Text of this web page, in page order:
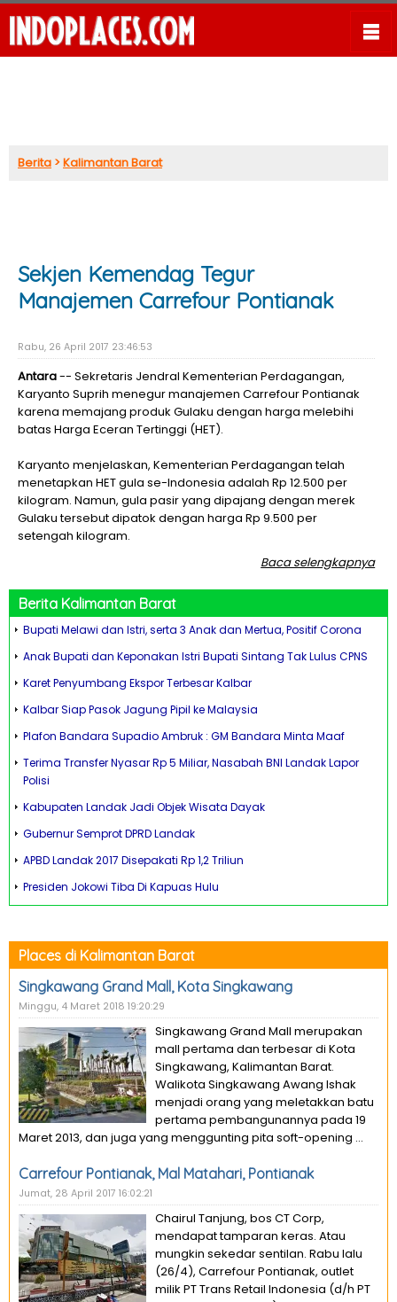
Berita >Kalimantan Barat
Sekjen Kemendag Tegur
Manajemen Carrefour Pontianak
Rabu, 26 April 2017 23:46:53
Antara-- Sekretaris Jendral Kementerian Perdagangan,
Karyanto Suprih menegur manajemen Carrefour Pontianak
karena memajang produk Gulaku dengan harga melebihi
batas Harga Eceran Tertinggi (HET).
Karyanto menjelaskan, Kementerian Perdagangan telah
menetapkan HET gula se-Indonesia adalah Rp 12.500 per
kilogram. Namun, gula pasir yang dipajang dengan merek
Gulaku tersebut dipatok dengan harga Rp 9.500 per
setengah kilogram.
Baca selengkapnya
Berita Kalimantan Barat
Bupati Melawi dan Istri, serta 3 Anak dan Mertua, Positif Corona
Anak Bupati dan Keponakan Istri Bupati Sintang Tak Lulus CPNS
Karet Penyumbang Ekspor Terbesar Kalbar
Kalbar Siap Pasok Jagung Pipil ke Malaysia
Plafon Bandara Supadio Ambruk : GM Bandara Minta Maaf
Terima Transfer Nyasar Rp 5 Miliar, Nasabah BNI Landak Lapor
Polisi
Kabupaten Landak Jadi Objek Wisata Dayak
Gubernur Semprot DPRD Landak
APBD Landak 2017 Disepakati Rp 1,2 Triliun
Presiden Jokowi Tiba Di Kapuas Hulu
Places di Kalimantan Barat
Singkawang Grand Mall, Kota Singkawang
Minggu, 4 Maret 2018 19:20:29
Singkawang Grand Mall merupakan
mall pertama dan terbesar di Kota
Singkawang, Kalimantan Barat.
Walikota Singkawang Awang Ishak
menjadi orang yang meletakkan batu
pertama pembangunannya pada 19
Maret 2013, dan juga yang menggunting pita soft-opening ...
Carrefour Pontianak, Mal Matahari, Pontianak
Jumat, 28 April 2017 16:02:21
Chairul Tanjung, bos CT Corp,
mendapat tamparan keras. Atau
mungkin sekedar sentilan. Rabu lalu
(26/4), Carrefour Pontianak, outlet
milik PT Trans Retail Indonesia (d/h PT